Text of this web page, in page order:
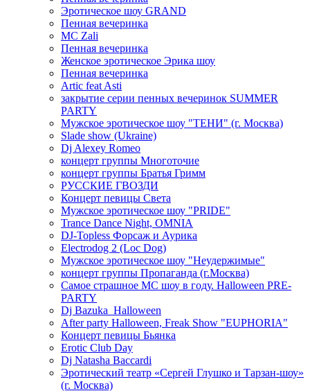
Эротическое шоу GRAND
Пенная вечеринка
MC Zali
Пенная вечеринка
Женское эротическое Эрика шоу
Пенная вечеринка
Artic feat Asti
закрытие серии пенных вечеринок SUMMER
PARTY
Мужское эротическое шоу "ТЕНИ" (г. Москва)
Slade show (Ukraine)
Dj Alexey Romeo
концерт группы Многоточие
концерт группы Братья Гримм
РУССКИЕ ГВОЗДИ
Концерт певицы Света
Мужское эротическое шоу "PRIDE"
Trance Dance Night, OMNIA
DJ-Topless Форсаж и Аурика
Electrodog 2 (Loc Dog)
Мужское эротическое шоу "Неудержимые"
концерт группы Пропаганда (г.Москва)
Самое страшное МС шоу в году. Halloween PRE-
PARTY
Dj Bazuka_Halloween
After party Halloween, Freak Show "EUPHORIA"
Концерт певицы Бьянка
Erotic Club Day
Dj Natasha Baccardi
Эротический театр «Сергей Глушко и Тарзан-шоу»
(г. Москва)